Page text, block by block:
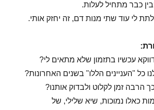
כבר מתחיל לעלות.
לתת לי עוד שתי מנות דם, זה יחזק אותי.
עכשיו בתזמון שלא מתאים לי?
כל "העניינים הללו" בשנים האחרונות?
הרבה זמן לקלוט ולבדוק אותנו?
כאלו נמוכות, שיא שלילי, של